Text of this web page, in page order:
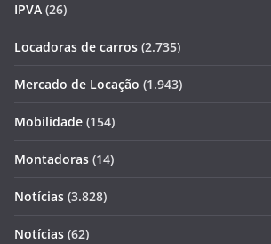
IPVA (26)
Locadoras de carros (2.735)
Mercado de Locação (1.943)
Mobilidade (154)
Montadoras (14)
Notícias (3.828)
Notícias (62)